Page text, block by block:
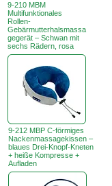
9-210 MBM
Multifunktionales
Rollen-
Gebärmutterhalsmassa
gegerät – Schwan mit
sechs Rädern, rosa
9-212 MBP C-förmiges
Nackenmassagekissen –
blaues Drei-Knopf-Kneten
+ heiße Kompresse +
Aufladen